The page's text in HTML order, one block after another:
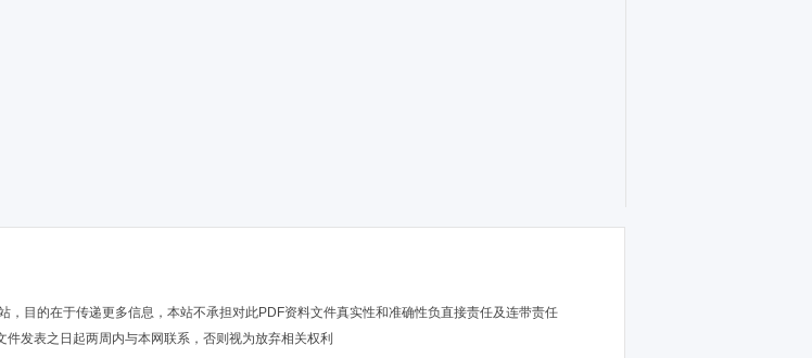
，目的在于传递更多信息，本站不承担对此PDF资料文件真实性和准确性负直接责任及连带责任
发表之日起两周内与本网联系，否则视为放弃相关权利